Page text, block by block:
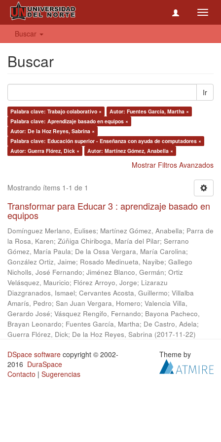
Buscar
Buscar
Ir
Palabra clave: Trabajo colaborativo ×
Autor: Fuentes García, Martha ×
Palabra clave: Aprendizaje basado en equipos ×
Autor: De la Hoz Reyes, Sabrina ×
Palabra clave: Educación superior - Enseñanza con ayuda de computadores ×
Autor: Guerra Flórez, Dick ×
Autor: Martínez Gómez, Anabella ×
Mostrar Filtros Avanzados
Mostrando ítems 1-1 de 1
Transformar para Educar 3 : aprendizaje basado en
equipos
Domínguez Merlano, Eulises; Martínez Gómez, Anabella; Parra de
la Rosa, Karen; Zúñiga Chiriboga, María del Pilar; Serrano
Gómez, María Paula; De la Ossa Vergara, María Carolina;
González Ortiz, Jaime; Rosado Medinueta, Nayibe; Gallego
Nicholls, José Fernando; Jiménez Blanco, Germán; Ortiz
Velásquez, Mauricio; Flórez Arroyo, Jorge; Lizarazu
Diazgranados, Ismael; Cervantes Acosta, Guillermo; Villalba
Amarís, Pedro; San Juan Vergara, Homero; Valencia Villa,
Gerardo José; Vásquez Rengifo, Fernando; Bayona Pacheco,
Brayan Leonardo; Fuentes García, Martha; De Castro, Adela;
Guerra Flórez, Dick; De la Hoz Reyes, Sabrina (2017-11-22)
DSpace software copyright © 2002-
2016 DuraSpace
Contacto | Sugerencias
Theme by